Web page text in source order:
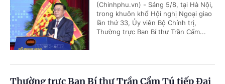
(Chinhphu.vn) - Sáng 5/8, tại Hà Nội,
trong khuôn khổ Hội nghị Ngoại giao
lần thứ 33, Ủy viên Bộ Chính trị,
Thường trực Ban Bí thư Trần Cẩm...
Thường trực Ban Bí thư Trần Cẩm Tú tiếp Đại